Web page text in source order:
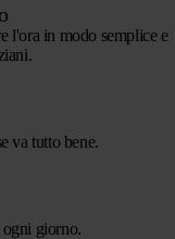
l'ora in modo semplice e
va tutto bene.
giorno.